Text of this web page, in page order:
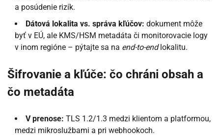
a posúdenie rizík.
Dátová lokalita vs. správa kľúčov: dokument môže
byť v EÚ, ale KMS/HSM metadáta či monitorovacie logy
v inom regióne – pýtajte sa na end-to-endlokalitu.
Šifrovanie a kľúče: čo chráni obsah a
čo metadáta
V prenose: TLS 1.2/1.3 medzi klientom a platformou,
medzi mikroslužbami a pri webhookoch.